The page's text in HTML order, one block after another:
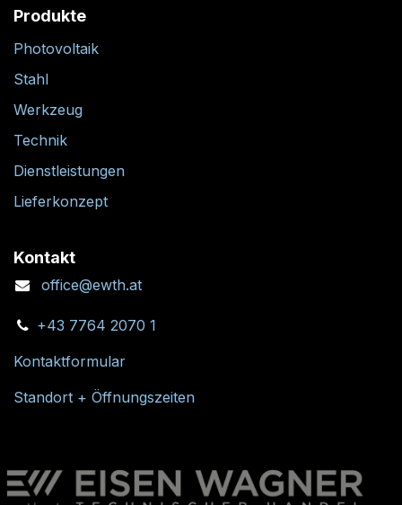
Produkte
Photovoltaik
Stahl
Werkzeug
Technik
Dienstleistungen
Lieferkonzept
Kontakt
office@ewth.at
+43 7764 2070 1
Kontaktformular
Standort + Öffnungszeiten